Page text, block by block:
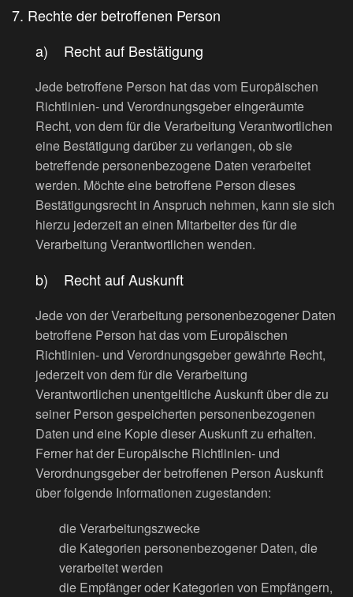
7. Rechte der betroffenen Person
a) Recht auf Bestätigung
Jede betroffene Person hat das vom Europäischen
Richtlinien- und Verordnungsgeber eingeräumte
Recht, von dem für die Verarbeitung Verantwortlichen
eine Bestätigung darüber zu verlangen, ob sie
betreffende personenbezogene Daten verarbeitet
werden. Möchte eine betroffene Person dieses
Bestätigungsrecht in Anspruch nehmen, kann sie sich
hierzu jederzeit an einen Mitarbeiter des für die
Verarbeitung Verantwortlichen wenden.
b) Recht auf Auskunft
Jede von der Verarbeitung personenbezogener Daten
betroffene Person hat das vom Europäischen
Richtlinien- und Verordnungsgeber gewährte Recht,
jederzeit von dem für die Verarbeitung
Verantwortlichen unentgeltliche Auskunft über die zu
seiner Person gespeicherten personenbezogenen
Daten und eine Kopie dieser Auskunft zu erhalten.
Ferner hat der Europäische Richtlinien- und
Verordnungsgeber der betroffenen Person Auskunft
über folgende Informationen zugestanden:
die Verarbeitungszwecke
die Kategorien personenbezogener Daten, die
verarbeitet werden
die Empfänger oder Kategorien von Empfängern,